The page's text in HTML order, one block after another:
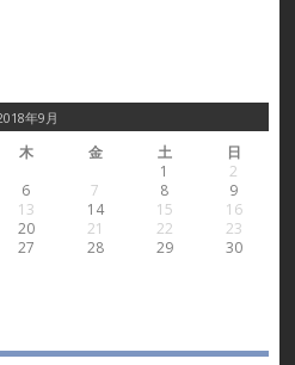
年9月
木 金 土
日
1
2
6 7 8
9
13 14 15
16
20 21 22
23
27 28 29
30